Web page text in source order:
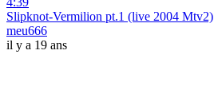
Slipknot-Vermilion pt.1 (live 2004 Mtv2)
meu666
il y a 19 ans